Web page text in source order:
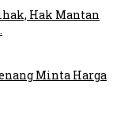
Hak Mantan
Minta Harga